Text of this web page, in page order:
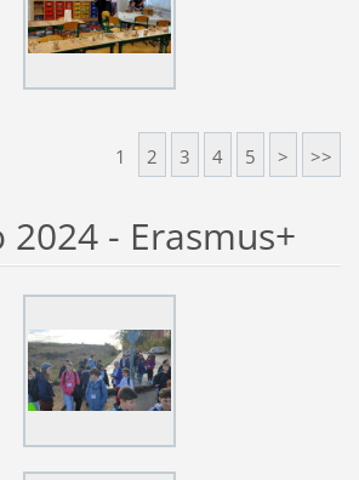
1 2 3 4 5 > >>
2024 - Erasmus+